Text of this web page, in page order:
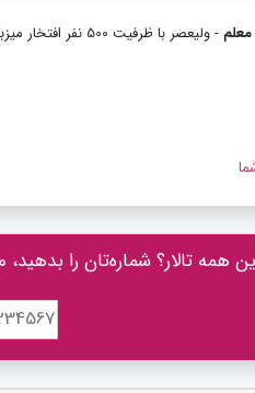
معلم - ولیعصر با ظرفیت 500 نفر افتخار میزبانی از میهمانان شما عزیزان را دارا می باشد.
تالار؟ شماره‌تان را بدهید،